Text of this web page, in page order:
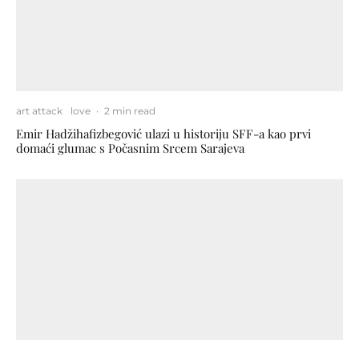
art attack love · 2 min read
Emir Hadžihafizbegović ulazi u historiju SFF-a kao prvi
domaći glumac s Počasnim Srcem Sarajeva